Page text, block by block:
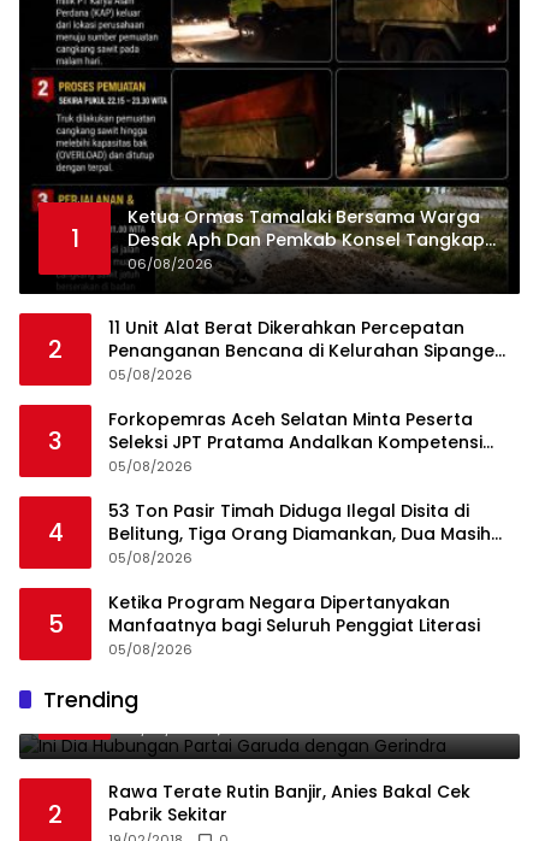
1
Ketua Ormas Tamalaki Bersama Warga
Desak Aph Dan Pemkab Konsel Tangkap
Pelaku Angkut Cangkang Sawit Overload,
Truk PT KAP Melintas Jalan Umum
06/08/2026
2
11 Unit Alat Berat Dikerahkan Percepatan
Penanganan Bencana di Kelurahan Sipange
Kecamatan Tukka
05/08/2026
3
Forkopemras Aceh Selatan Minta Peserta
Seleksi JPT Pratama Andalkan Kompetensi
dan Integritas, Bukan Kedekatan
05/08/2026
4
53 Ton Pasir Timah Diduga Ilegal Disita di
Belitung, Tiga Orang Diamankan, Dua Masih
Diburu
05/08/2026
5
Ketika Program Negara Dipertanyakan
Manfaatnya bagi Seluruh Penggiat Literasi
05/08/2026
Trending
1
Gerindra
19/02/2018 0
2
Rawa Terate Rutin Banjir, Anies Bakal Cek
Pabrik Sekitar